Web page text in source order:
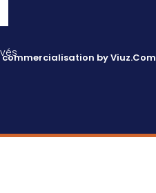
by Viuz.Com